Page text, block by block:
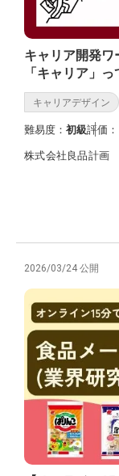
キャリア開発ワ
「キャリア」
キャリアデザイン
難易度： 初級評価：
株式会社良品計画
2026/03/24 公開